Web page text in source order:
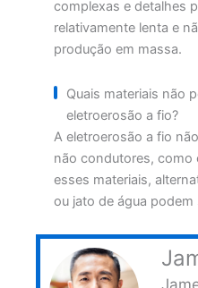
complexas e detalhes
relativamente lenta e
produção em massa.
Quais materiais não
eletroerosão a fio?
A eletroerosão a fio
não condutores, como
esses materiais,
ou jato de água podem